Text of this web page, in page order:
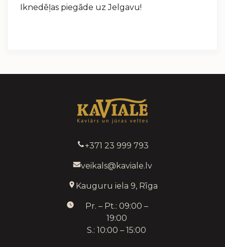
Iknedēļas piegāde uz Jelgavu!
+371 23 999 793
veikals@kaviale.lv
Kauguru iela 9, Rīga
Pr. – Pt.: 09:00 –
19:00
S.: 10:00 – 15:00